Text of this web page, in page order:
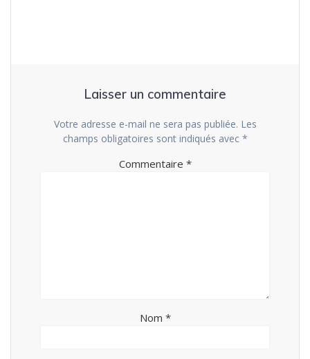
Laisser un commentaire
Votre adresse e-mail ne sera pas publiée. Les
champs obligatoires sont indiqués avec *
Commentaire *
Nom *